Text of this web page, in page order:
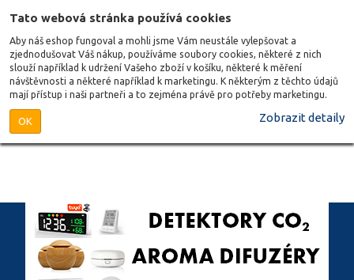
Tato webová stránka používá cookies
Aby náš eshop fungoval a mohli jsme Vám neustále vylepšovat a
zjednodušovat Váš nákup, používáme soubory cookies, některé z nich
slouží například k udržení Vašeho zboží v košíku, některé k měření
návštěvnosti a některé například k marketingu. K některým z těchto údajů
mají přístup i naši partneři a to zejména právě pro potřeby marketingu.
OK Zobrazit detaily